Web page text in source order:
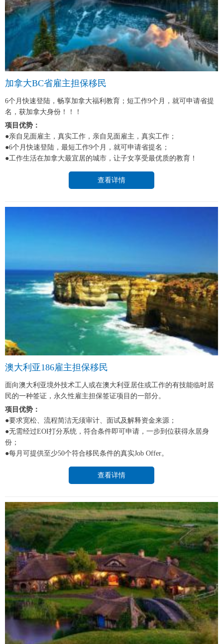
加拿大BC省雇主担保移民
6个月快速登陆，畅享加拿大福利教育；短工作9个月，就可申请省提
名，获加拿大身份！！！
项目优势：
●亲自见面雇主，真实工作，亲自见面雇主，真实工作；
●6个月快速登陆，最短工作9个月，就可申请省提名；
●工作生活在加拿大最宜居的城市，让子女享受最优质的教育！
查看详情
澳大利亚186雇主担保移民
面向澳大利亚境外技术工人或在澳大利亚居住或工作的有技能临时居
民的一种签证，永久性雇主担保签证项目的一部分。
项目优势：
●要求宽松、流程简洁无须审计、面试及解释资金来源；
●无需经过EOI打分系统，符合条件即可申请，一步到位获得永居身
份；
●每月可提供至少50个符合移民条件的真实Job Offer。
查看详情